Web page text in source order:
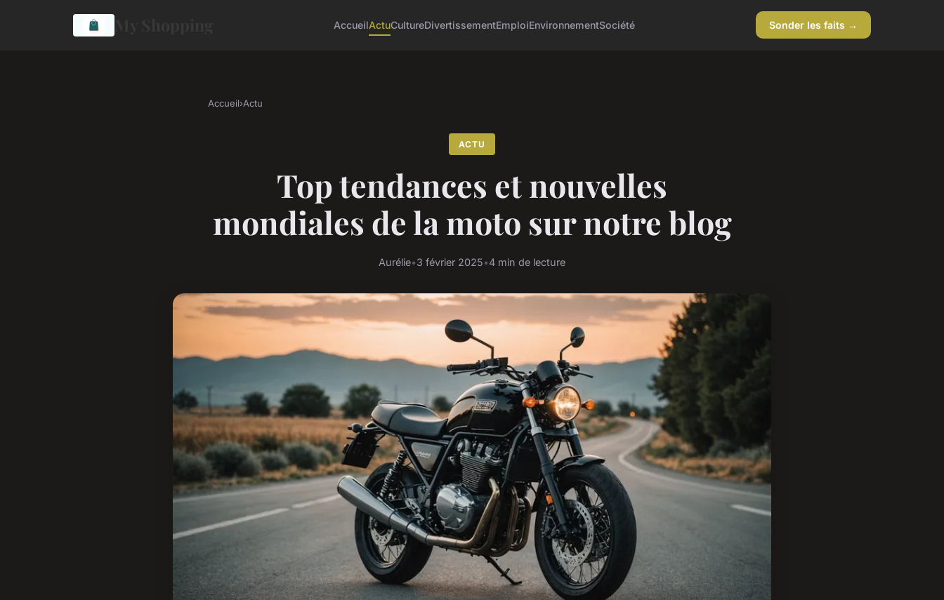
AccueilActuCultureDivertissementEmploiEnvironnementSociété Sonder les faits →
Accueil›Actu
ACTU
Top tendances et nouvelles
mondiales de la moto sur notre blog
Aurélie•3 février 2025•4 min de lecture